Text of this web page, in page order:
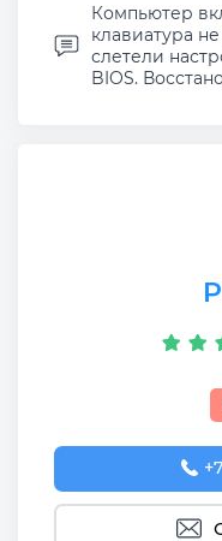
Компьютер
клавиатура
слетели
BIOS.